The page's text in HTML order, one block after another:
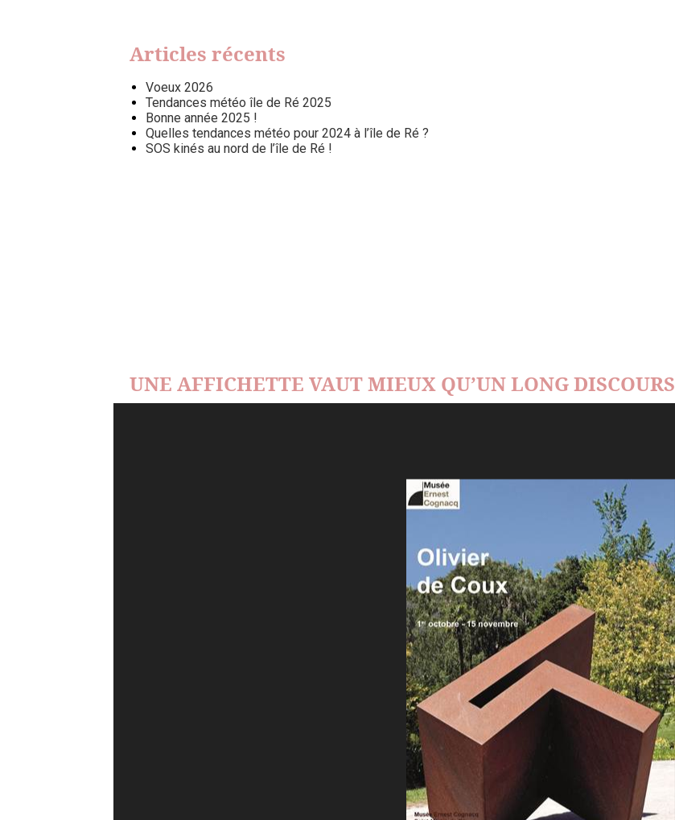
Articles récents
Voeux 2026
Tendances météo île de Ré 2025
Bonne année 2025 !
Quelles tendances météo pour 2024 à l’île de Ré ?
SOS kinés au nord de l’île de Ré !
UNE AFFICHETTE VAUT MIEUX QU’UN LONG DISCOURS